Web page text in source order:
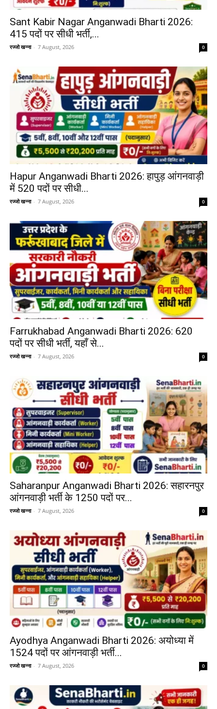
Sant Kabir Nagar Anganwadi Bharti 2026:
415 पदों पर सीधी भर्ती,...
रज्जो खन्ना - 7 August, 2026 0
Hapur Anganwadi Bharti 2026: हापुड़ आंगनवाड़ी
में 520 पदों पर सीधी...
रज्जो खन्ना - 7 August, 2026 0
Farrukhabad Anganwadi Bharti 2026: 620
पदों पर सीधी भर्ती, यहाँ से...
रज्जो खन्ना - 7 August, 2026 0
Saharanpur Anganwadi Bharti 2026: सहारनपुर
आंगनवाड़ी भर्ती के 1250 पदों पर...
रज्जो खन्ना - 7 August, 2026 0
Ayodhya Anganwadi Bharti 2026: अयोध्या में
1524 पदों पर आंगनवाड़ी भर्ती...
रज्जो खन्ना - 7 August, 2026 0